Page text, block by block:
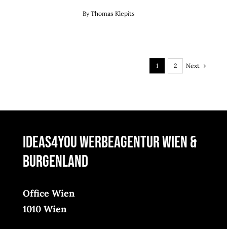
ByThomas Klepits
1 2 Next
ideas4you Werbeagentur Wien &
Burgenland
Office Wien
1010 Wien